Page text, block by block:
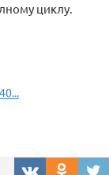
циклу.